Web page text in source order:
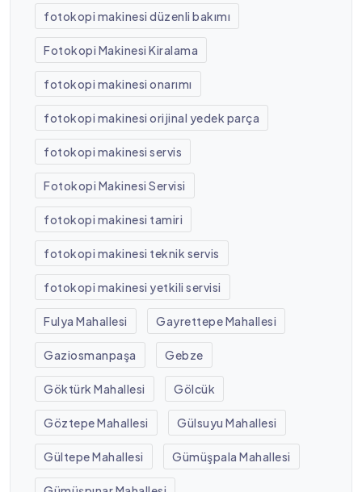
fotokopi makinesi düzenli bakımı
Fotokopi Makinesi Kiralama
fotokopi makinesi onarımı
fotokopi makinesi orijinal yedek parça
fotokopi makinesi servis
Fotokopi Makinesi Servisi
fotokopi makinesi tamiri
fotokopi makinesi teknik servis
fotokopi makinesi yetkili servisi
Fulya Mahallesi Gayrettepe Mahallesi
Gaziosmanpaşa Gebze
Göktürk Mahallesi Gölcük
Göztepe Mahallesi Gülsuyu Mahallesi
Gültepe Mahallesi Gümüşpala Mahallesi